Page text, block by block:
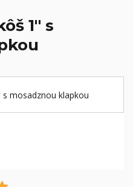
1" s